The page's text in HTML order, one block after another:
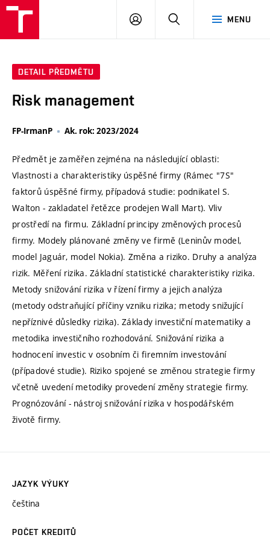
MENU
PŘIHLÁSIT
DETAIL PŘEDMĚTU
Risk management
FP-IrmanP Ak. rok: 2023/2024
Předmět je zaměřen zejména na následující oblasti:
Vlastnosti a charakteristiky úspěšné firmy (Rámec "7S"
faktorů úspěšné firmy, případová studie: podnikatel S.
Walton - zakladatel řetězce prodejen Wall Mart). Vliv
prostředí na firmu. Základní principy změnových procesů
firmy. Modely plánované změny ve firmě (Leninův model,
model Jaguár, model Nokia). Změna a riziko. Druhy a analýza
rizik. Měření rizika. Základní statistické charakteristiky rizika.
Metody snižování rizika v řízení firmy a jejich analýza
(metody odstraňující příčiny vzniku rizika; metody snižující
nepříznivé důsledky rizika). Základy investiční matematiky a
metodika investičního rozhodování. Snižování rizika a
hodnocení investic v osobním či firemním investování
(případové studie). Riziko spojené se změnou strategie firmy
včetně uvedení metodiky provedení změny strategie firmy.
Prognózování - nástroj snižování rizika v hospodářském
životě firmy.
JAZYK VÝUKY
čeština
POČET KREDITŮ